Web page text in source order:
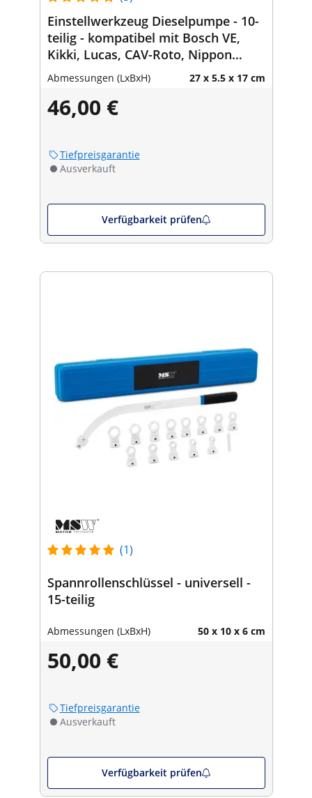
Einstellwerkzeug Dieselpumpe - 10-
teilig - kompatibel mit Bosch VE,
Kikki, Lucas, CAV-Roto, Nippon
Denso
Abmessungen (LxBxH) 27 x 5.5 x 17 cm
46,00 €
Tiefpreisgarantie
Ausverkauft
Verfügbarkeit prüfen
(1)
Spannrollenschlüssel - universell -
15-teilig
Abmessungen (LxBxH) 50 x 10 x 6 cm
50,00 €
Tiefpreisgarantie
Ausverkauft
Verfügbarkeit prüfen